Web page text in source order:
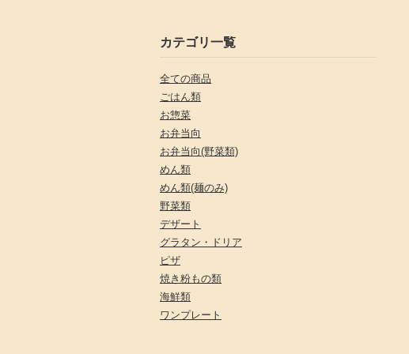
カテゴリ一覧
全ての商品
ごはん類
お惣菜
お弁当向
お弁当向(野菜類)
めん類
めん類(麺のみ)
野菜類
デザート
グラタン・ドリア
ピザ
焼き粉もの類
海鮮類
ワンプレート